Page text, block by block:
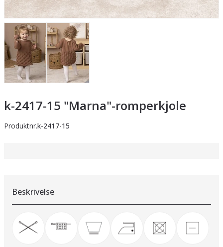
k-2417-15 "Marna"-romperkjole
Produktnr.k-2417-15
Beskrivelse